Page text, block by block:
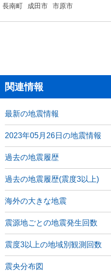
長南町
成田市 市原市
関連情報
最新の地震情報
2023年05月26日の地震情報
過去の地震履歴
過去の地震履歴(震度3以上)
海外の大きな地震
震源地ごとの地震発生回数
震度3以上の地域別観測回数
震央分布図